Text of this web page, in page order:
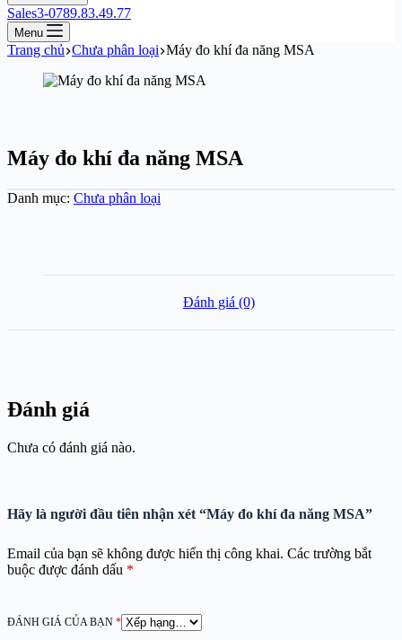
Sales3-0789.83.49.77
Menu
Trang chủ Chưa phân loại Máy đo khí đa năng MSA
Máy đo khí đa năng MSA
Danh mục: Chưa phân loại
Đánh giá (0)
Đánh giá
Chưa có đánh giá nào.
Hãy là người đầu tiên nhận xét “Máy đo khí đa năng MSA”
Email của bạn sẽ không được hiển thị công khai. Các trường bắt
buộc được đánh dấu *
ĐÁNH GIÁ CỦA BẠN *